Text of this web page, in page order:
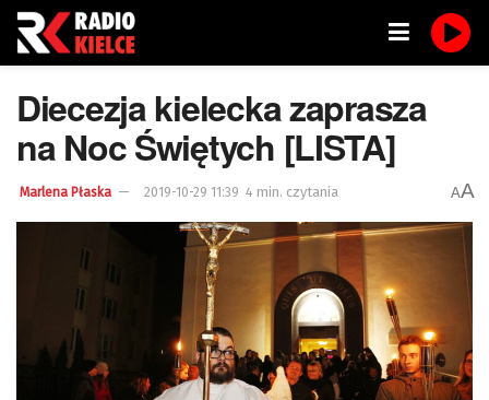
Diecezja kielecka zaprasza
na Noc Świętych [LISTA]
Marlena Płaska 2019-10-29 11:39 4 min. czytania AA